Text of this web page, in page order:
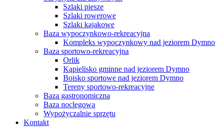
Szlaki piesze
Szlaki rowerowe
Szlaki kajakowe
Baza wypoczynkowo-rekreacyjna
Kompleks wypoczynkowy nad jeziorem Dymno
Baza sportowo-rekreacyjna
Orlik
Kąpielisko gminne nad jeziorem Dymno
Boisko sportowe nad jeziorem Dymno
Tereny sportowo-rekreacyjne
Baza gastronomiczna
Baza noclegowa
Wypożyczalnie sprzętu
Kontakt